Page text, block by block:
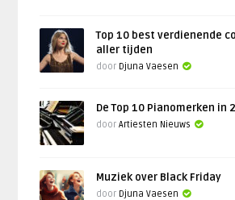
Top 10 best verdienende
aller tijden
door Djuna Vaesen
De Top 10 Pianomerken in
doorArtiesten Nieuws
Muziek over Black Friday
door Djuna Vaesen